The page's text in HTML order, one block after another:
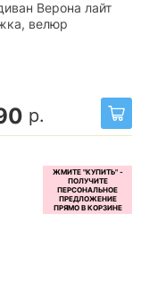
Верона лайт
велюр
р.